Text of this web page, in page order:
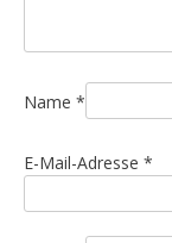
Name *
E-Mail-Adresse *